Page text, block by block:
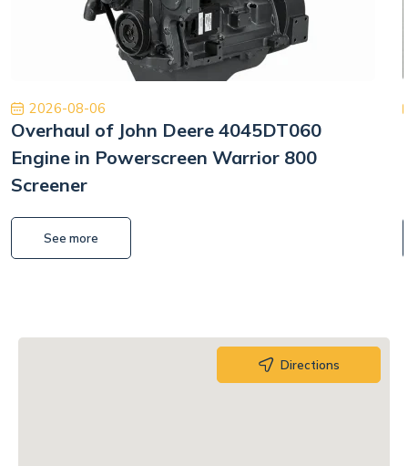
2026-08-06
Overhaul of John Deere 4045DT060
Engine in Powerscreen Warrior 800
Screener
See more
Directions